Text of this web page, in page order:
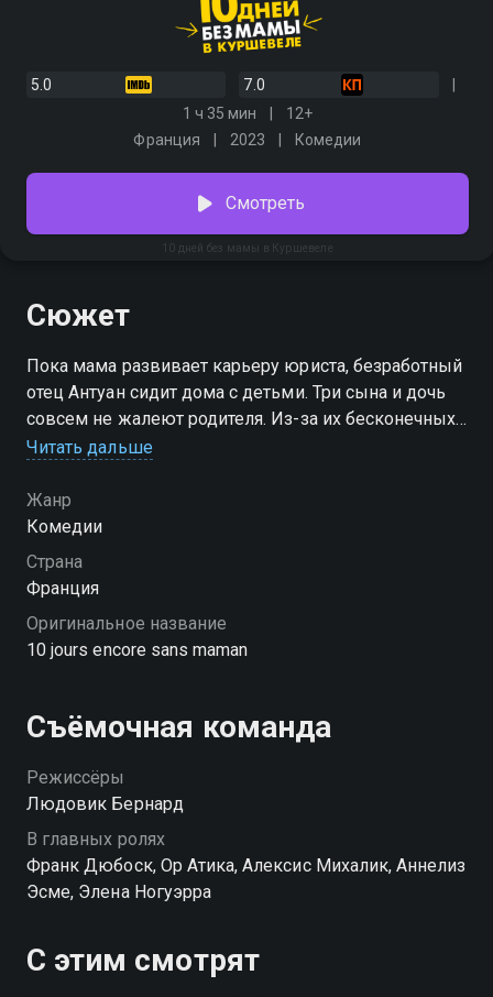
5.0
7.0
1 ч 35 мин
12+
Франция
2023 Комедии
10 дней без мамы в Куршевеле
Смотреть
Сюжет
Пока мама развивает карьеру юриста, безработный
отец Антуан сидит дома с детьми. Три сына и дочь
совсем не жалеют родителя. Из-за их бесконечных
проделок все вокруг превращается в хаос.
на популярном снежном курорте. Чемоданы уже
собраны и загружены в поезд, как вдруг маме
поступает хорошее предложение по работе. Антуан
соглашается присмотреть за детьми в одиночку, но
справиться с проказниками — то еще испытание.
Читать дальше
Жанр
Комедии
Страна
Франция
Оригинальное название
10 jours encore sans maman
Съёмочная команда
Режиссёры
Людовик Бернард
В главных ролях
Франк Дюбоск, Ор Атика, Алексис Михалик, Аннелиз
Эсме, Элена Ногуэрра
С этим смотрят